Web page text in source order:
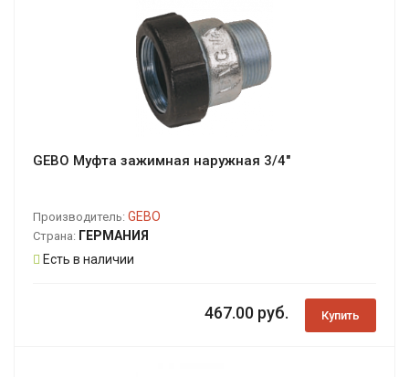
GEBO Муфта зажимная наружная 3/4"
Производитель: GEBO
Страна: ГЕРМАНИЯ
Есть в наличии
467.00 руб. Купить